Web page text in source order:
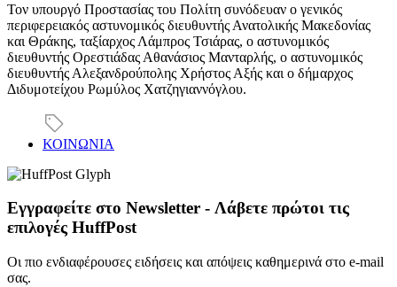
Τον υπουργό Προστασίας του Πολίτη συνόδευαν ο γενικός
περιφερειακός αστυνομικός διευθυντής Ανατολικής Μακεδονίας
και Θράκης, ταξίαρχος Λάμπρος Τσιάρας, ο αστυνομικός
διευθυντής Ορεστιάδας Αθανάσιος Μανταρλής, ο αστυνομικός
διευθυντής Αλεξανδρούπολης Χρήστος Αξής και ο δήμαρχος
Διδυμοτείχου Ρωμύλος Χατζηγιαννόγλου.
ΚΟΙΝΩΝΙΑ
Εγγραφείτε στο Newsletter - Λάβετε πρώτοι τις
επιλογές HuffPost
Οι πιο ενδιαφέρουσες ειδήσεις και απόψεις καθημερινά στο e-mail
σας.